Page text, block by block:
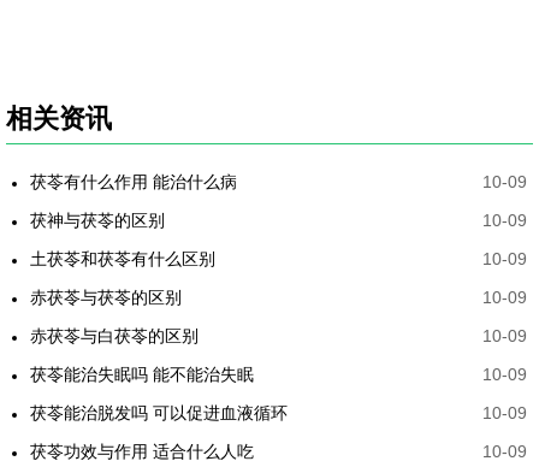
相关资讯
茯苓有什么作用 能治什么病
10-09
茯神与茯苓的区别
10-09
土茯苓和茯苓有什么区别
10-09
赤茯苓与茯苓的区别
10-09
赤茯苓与白茯苓的区别
10-09
茯苓能治失眠吗 能不能治失眠
10-09
茯苓能治脱发吗 可以促进血液循环
10-09
茯苓功效与作用 适合什么人吃
10-09